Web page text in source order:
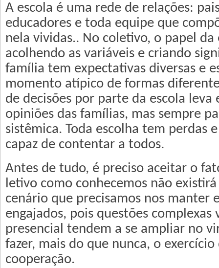
A escola é uma rede de relações:
educadores e toda equipe que
nela vividas.. No coletivo, o papel da
acolhendo as variáveis e criando
família tem expectativas diversas e
momento atípico de formas
de decisões por parte da escola leva
opiniões das famílias, mas sempre
sistêmica. Toda escolha tem perdas
capaz de contentar a todos.
Antes de tudo, é preciso aceitar o
letivo como conhecemos não
cenário que precisamos nos manter
engajados, pois questões
presencial tendem a se ampliar no
fazer, mais do que nunca, o
cooperação.